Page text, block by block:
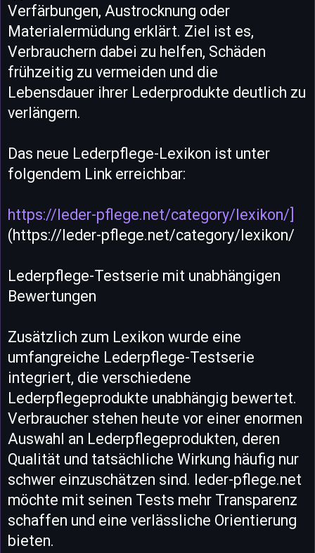
Verfärbungen, Austrocknung oder
Materialermüdung erklärt. Ziel ist es,
Verbrauchern dabei zu helfen, Schäden
frühzeitig zu vermeiden und die
Lebensdauer ihrer Lederprodukte deutlich zu
verlängern.
Das neue Lederpflege-Lexikon ist unter
folgendem Link erreichbar:
https://leder-pflege.net/category/lexikon/]
(https://leder-pflege.net/category/lexikon/
Lederpflege-Testserie mit unabhängigen
Bewertungen
Zusätzlich zum Lexikon wurde eine
umfangreiche Lederpflege-Testserie
integriert, die verschiedene
Lederpflegeprodukte unabhängig bewertet.
Verbraucher stehen heute vor einer enormen
Auswahl an Lederpflegeprodukten, deren
Qualität und tatsächliche Wirkung häufig nur
schwer einzuschätzen sind. leder-pflege.net
möchte mit seinen Tests mehr Transparenz
schaffen und eine verlässliche Orientierung
bieten.